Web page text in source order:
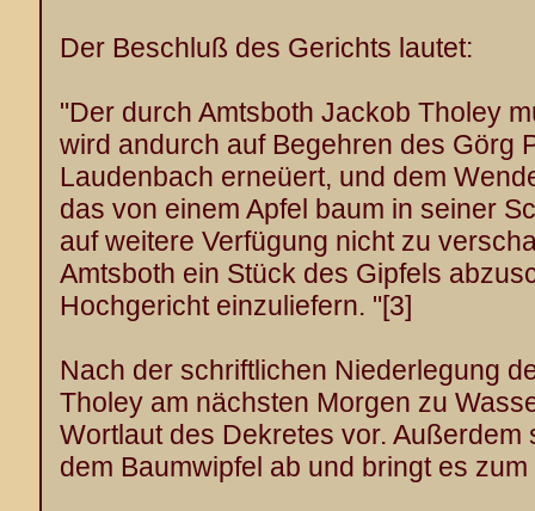
Der Beschluß des Gerichts lautet:
"Der durch Amtsboth Jackob Tholey
wird andurch auf Begehren des Görg
Laudenbach erneüert, und dem
das von einem Apfel baum in seiner
auf weitere Verfügung nicht zu
Amtsboth ein Stück des Gipfels
Hochgericht einzuliefern. "[3]
Nach der schriftlichen Niederlegung
Tholey am nächsten Morgen zu
Wortlaut des Dekretes vor.
dem Baumwipfel ab und bringt es